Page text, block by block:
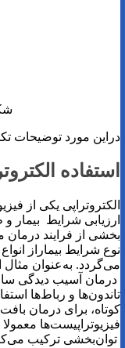
شکل 2
دراین مورد توضیحات
استفاده
الکتروتراپی یکی از
ارزیابی شرایط
بخشی از فرایند درمان
نوع شرایط بیماراز
می‌گردد. به‌عنوان مثال
درمان آسیب دیدگی
تاندون‌ها و رباط‌ها
کوتاه، برای درمان
فیزیوتراپیست‌ها
توان‌بخشی ترکیب